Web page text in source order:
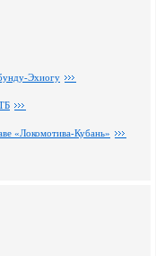
Эхиогу
«Локомотива-Кубань»